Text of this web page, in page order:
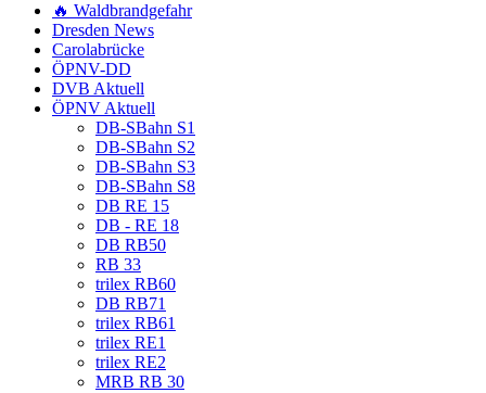
🔥 Waldbrandgefahr
Dresden News
Carolabrücke
ÖPNV-DD
DVB Aktuell
ÖPNV Aktuell
DB-SBahn S1
DB-SBahn S2
DB-SBahn S3
DB-SBahn S8
DB RE 15
DB - RE 18
DB RB50
RB 33
trilex RB60
DB RB71
trilex RB61
trilex RE1
trilex RE2
MRB RB 30